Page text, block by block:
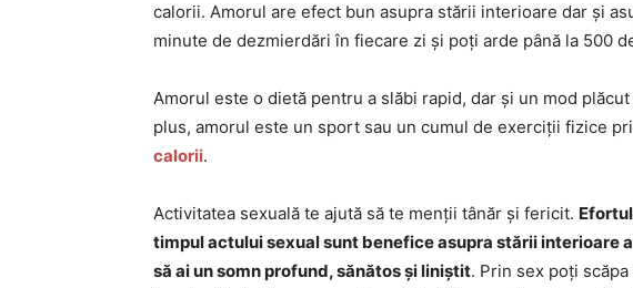
calorii. Amorul are efect bun asupra stării interioare dar și
minute de dezmierdări în fiecare zi și poți arde până la 500
Amorul este o dietă pentru a slăbi rapid, dar și un mod
plus, amorul este un sport sau un cumul de exerciții fizice
calorii.
Activitatea sexuală te ajută să te menții tânăr și fericit.
timpul actului sexual sunt benefice asupra stării interioare
să ai un somn profund, sănătos și liniștit. Prin sex poți